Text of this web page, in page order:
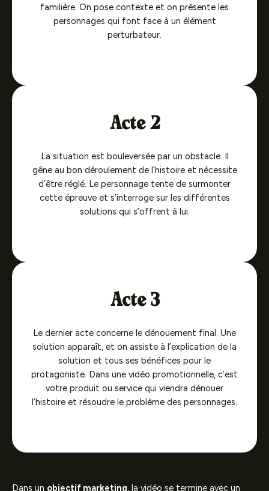
familière. On pose contexte et on présente les
personnages qui font face à un élément
perturbateur.
Acte 2
La situation est bouleversée par un obstacle. Il
gêne au bon déroulement de l’histoire et nécessite
d’être réglé. Le personnage tente de surmonter
cette épreuve et s’interroge sur les différentes
solutions qui s’offrent à lui.
Acte 3
Le dernier acte concerne le dénouement final. Une
solution apparaît, et on assiste à l’explication de la
solution et tous ses bénéfices pour le
protagoniste. Dans une vidéo promotionnelle, c’est
votre produit ou service qui viendra dénouer
l’histoire et résoudre le problème des personnages.
Dans un objectif marketing, la vidéo se termine avec un